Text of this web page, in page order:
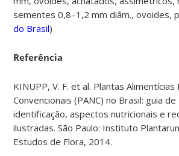
sementes 0,8–1,2 mm diâm., ovoides,
do Brasil)
Referência
KINUPP, V. F. et al. Plantas Alimentícias
Convencionais (PANC) no Brasil: guia de
identificação, aspectos nutricionais e
ilustradas. São Paulo: Instituto
Estudos de Flora, 2014.